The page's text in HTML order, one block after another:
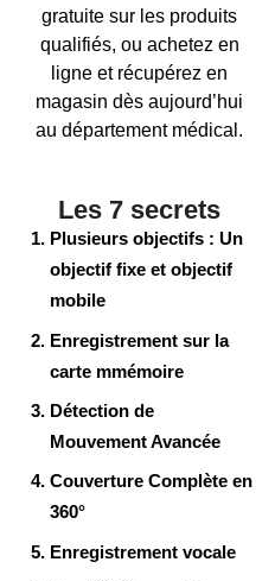
gratuite sur les produits
qualifiés, ou achetez en
ligne et récupérez en
magasin dès aujourd’hui
au département médical.
Les 7 secrets
Plusieurs objectifs : Un
objectif fixe et objectif
mobile
Enregistrement sur la
carte mmémoire
Détection de
Mouvement Avancée
Couverture Complète en
360°
Enregistrement vocale